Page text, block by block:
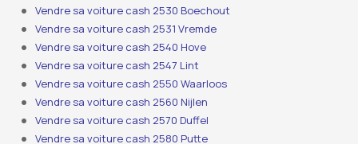
Vendre sa voiture cash 2530 Boechout
Vendre sa voiture cash 2531 Vremde
Vendre sa voiture cash 2540 Hove
Vendre sa voiture cash 2547 Lint
Vendre sa voiture cash 2550 Waarloos
Vendre sa voiture cash 2560 Nijlen
Vendre sa voiture cash 2570 Duffel
Vendre sa voiture cash 2580 Putte